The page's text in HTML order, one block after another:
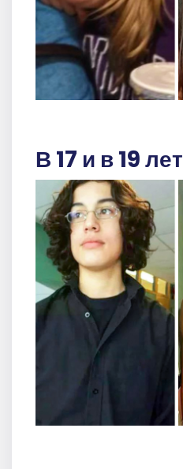
В 17 и в 19 лет